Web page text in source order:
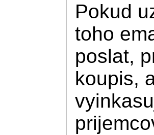
Pokud
toho
poslat,
koupis,